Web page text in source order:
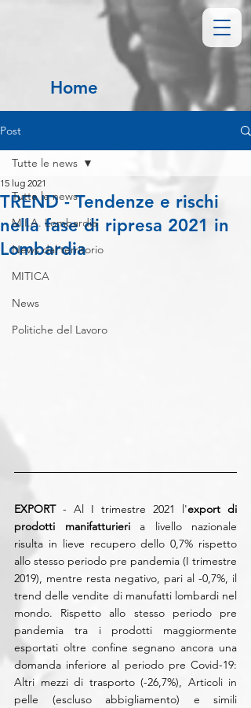
Home
Post
Tutte le news
M.I.A. Lombardia
News dal territorio
MITICA
News
Politiche del Lavoro
Tutte le news
TREND - Tendenze e rischi
nella fase di ripresa 2021 in
Lombardia
15 lug 2021
EXPORT - Al I trimestre 2021 l'export di
prodotti manifatturieri a livello nazionale
risulta in lieve recupero dello 0,7% rispetto
allo stesso periodo pre pandemia (I trimestre
2019), mentre resta negativo, pari al -0,7%, il
trend delle vendite di manufatti lombardi nel
mondo. Rispetto allo stesso periodo pre
pandemia tra i prodotti maggiormente
esportati oltre confine segnano ancora una
domanda inferiore al periodo pre Covid-19:
Altri mezzi di trasporto (-26,7%), Articoli in
pelle (escluso abbigliamento) e simili